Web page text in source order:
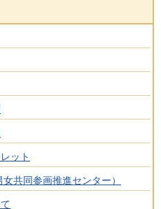
ット
共同参画推進センター）